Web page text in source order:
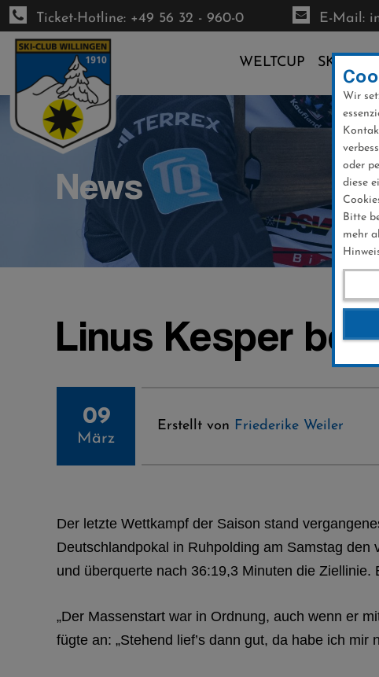
zum
Ticket-Hotline: +49 56 32 - 960-0 E-Mail:
WELTCUP SKI-CLUB
News
Linus Kesper
09
März
Erstellt von Friederike Weiler
Der letzte Wettkampf der Saison stand
Deutschlandpokal in Ruhpolding am Samstag
und überquerte nach 36:19,3 Minuten die
„Der Massenstart war in Ordnung, auch wenn er
fügte an: „Stehend lief’s dann gut, da habe ich mir
Wir
oder
diese
Bitte
mehr